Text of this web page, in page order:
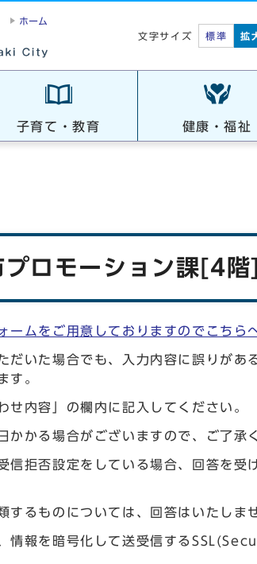
ホーム
文字サイズ
標準 拡
子育て・教育 健康・福祉
プロモーション課[4
ームをご用意しておりますのでこちら
だいた場合でも、入力内容に誤りが
す。
せ内容」の欄内に記入してください。
かかる場合がございますので、ご了承
信拒否設定をしている場合、回答を
するものについては、回答はいたしま
情報を暗号化して送受信する